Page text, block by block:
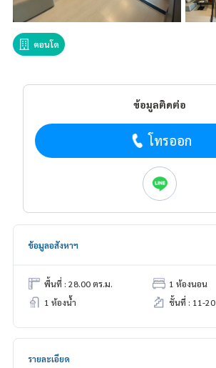
คอนโด
ข้อมูลติดต่อ
โทรออก
ข้อมูลอสังหาฯ
พื้นที่ : 28.00 ตร.ม.
1 ห้องนอน
1 ห้องน้ำ
ชั้นที่ : 11-20
รายละเอียด